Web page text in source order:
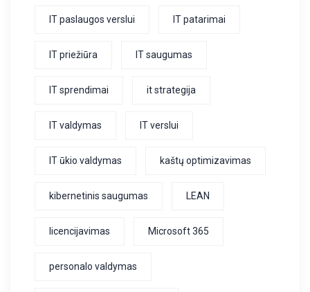
IT paslaugos verslui IT patarimai
IT priežiūra IT saugumas
IT sprendimai it strategija
IT valdymas IT verslui
IT ūkio valdymas kaštų optimizavimas
kibernetinis saugumas LEAN
licencijavimas Microsoft 365
personalo valdymas